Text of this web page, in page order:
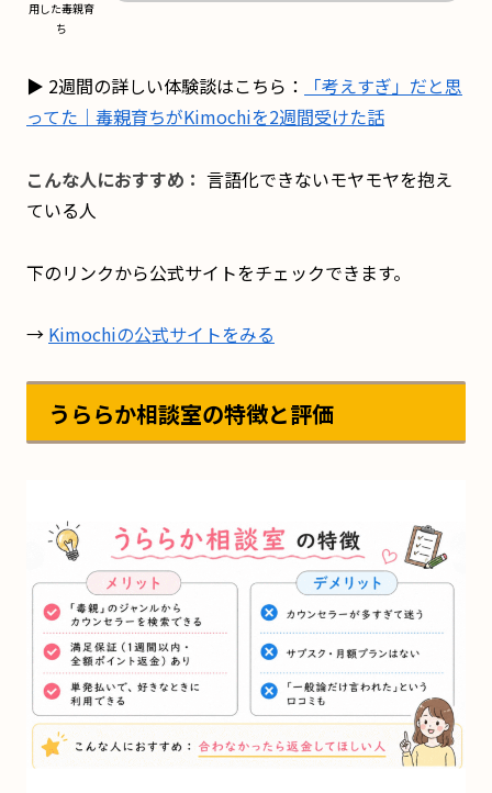
用した毒親育
ち
▶ 2週間の詳しい体験談はこちら：
「考えすぎ」だと思
ってた｜毒親育ちがKimochiを2週間受けた話
こんな人におすすめ： 言語化できないモヤモヤを抱え
ている人
下のリンクから公式サイトをチェックできます。
→ Kimochiの公式サイトをみる
うららか相談室の特徴と評価